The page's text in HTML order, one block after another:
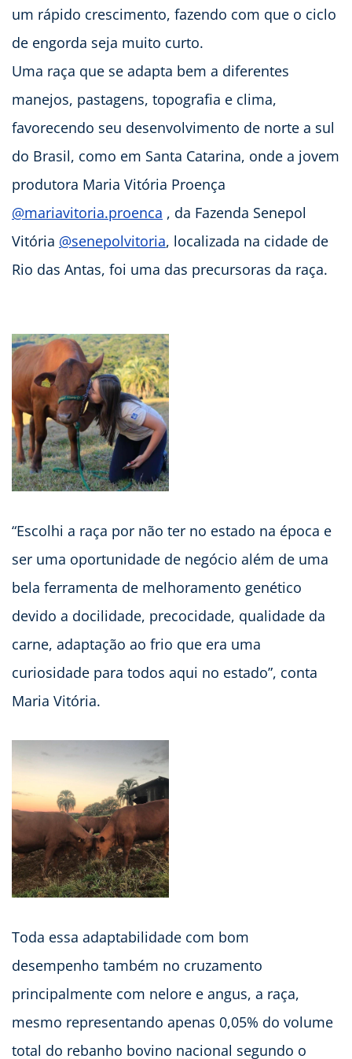
um rápido crescimento, fazendo com que o ciclo
de engorda seja muito curto.
Uma raça que se adapta bem a diferentes
manejos, pastagens, topografia e clima,
favorecendo seu desenvolvimento de norte a sul
do Brasil, como em Santa Catarina, onde a jovem
produtora Maria Vitória Proença
@mariavitoria.proenca , da Fazenda Senepol
Vitória @senepolvitoria, localizada na cidade de
Rio das Antas, foi uma das precursoras da raça.
“Escolhi a raça por não ter no estado na época e
ser uma oportunidade de negócio além de uma
bela ferramenta de melhoramento genético
devido a docilidade, precocidade, qualidade da
carne, adaptação ao frio que era uma
curiosidade para todos aqui no estado”, conta
Maria Vitória.
Toda essa adaptabilidade com bom
desempenho também no cruzamento
principalmente com nelore e angus, a raça,
mesmo representando apenas 0,05% do volume
total do rebanho bovino nacional segundo o